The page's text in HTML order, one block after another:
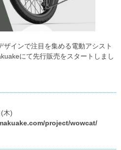
ザインで注目を集める電動アシスト
にて先行販売をスタートしまし
木)
project/wowcat/